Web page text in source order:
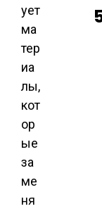
ует
ма
тер
иа
лы,
кот
ор
ые
за
ме
ня